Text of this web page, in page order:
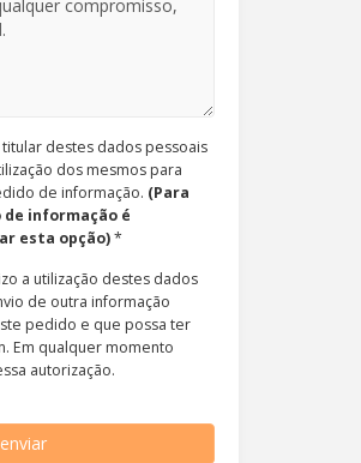
destes dados pessoais
dos mesmos para
de informação. (Para
informação é
esta opção)*
a utilização destes dados
de outra informação
pedido e que possa ter
Em qualquer momento
autorização.
enviar